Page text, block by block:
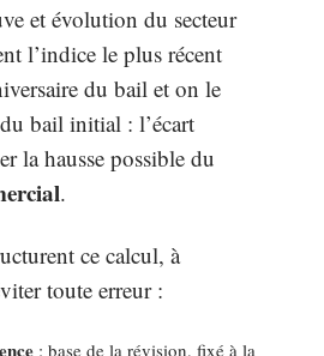
et évolution du secteur
l’indice le plus récent
du bail et on le
bail initial : l’écart
la hausse possible du
.
ce calcul, à
toute erreur :
: base de la révision, fixé à la